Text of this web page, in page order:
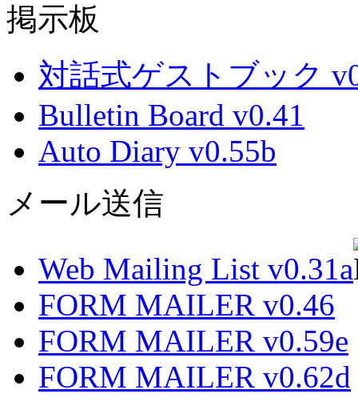
掲示板
対話式ゲストブック
Bulletin Board v0.41
Auto Diary v0.55b
メール送信
Web Mailing List v0.31a
FORM MAILER v0.46
FORM MAILER v0.59e
FORM MAILER v0.62d